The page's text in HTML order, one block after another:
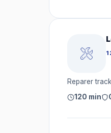
Reparer
120 min